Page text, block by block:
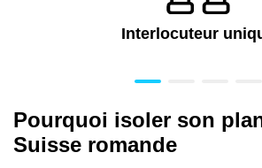
Interlocuteur
Pourquoi isoler son
Suisse romande